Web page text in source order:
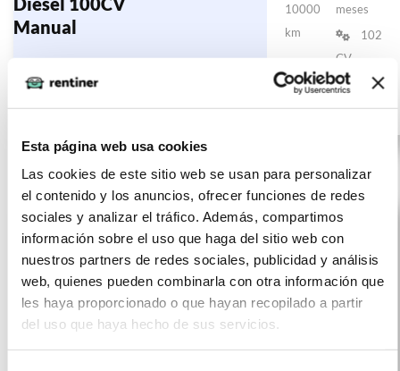
Esta página web usa cookies
Las cookies de este sitio web se usan para personalizar
el contenido y los anuncios, ofrecer funciones de redes
sociales y analizar el tráfico. Además, compartimos
información sobre el uso que haga del sitio web con
nuestros partners de redes sociales, publicidad y análisis
web, quienes pueden combinarla con otra información que
les haya proporcionado o que hayan recopilado a partir
del uso que haya hecho de sus servicios.
Manual
10000
km
meses
102
CV
Diésel